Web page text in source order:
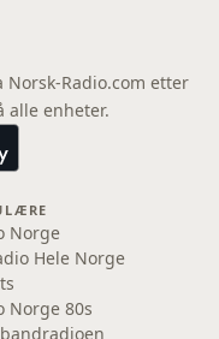
Radio.com etter
enheter.
Norge
Hele Norge
Norge 80s